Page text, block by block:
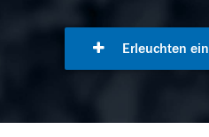
Erleuchten